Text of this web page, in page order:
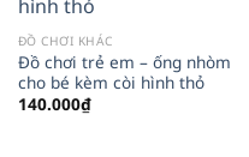
ĐỒ CHƠI KHÁC
Đồ chơi trẻ em – ống nhòm
cho bé kèm còi hình thỏ
140.000₫